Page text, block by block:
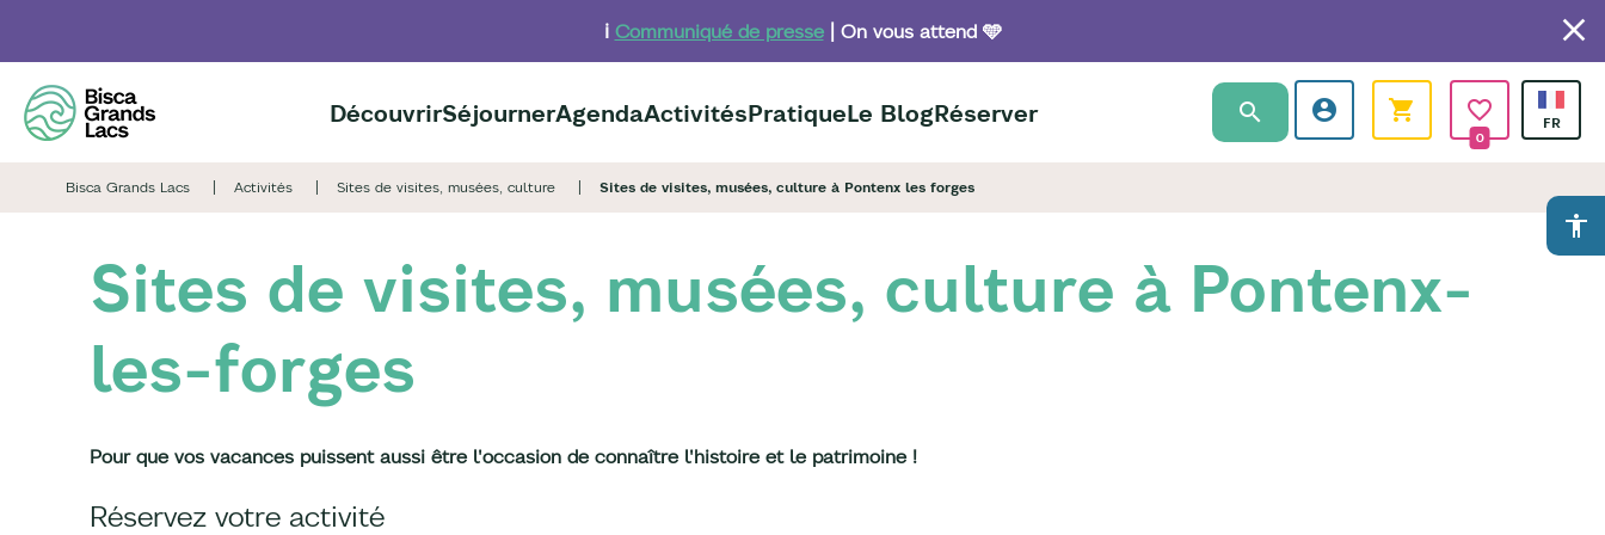
contenu
principal
ℹ️ Communiqué de presse| On vous attend 🩵
DécouvrirSéjournerAgendaActivitésPratiqueLe BlogRéserver
0
Bisca Grands Lacs Activités Sites de visites, musées, culture Sites de visites, musées, culture à Pontenx les forges
accessibility
Sites de visites, musées, culture à Pontenx-
les-forges
Pour que vos vacances puissent aussi être l'occasion de connaître l'histoire et le patrimoine !
Réservez votre activité